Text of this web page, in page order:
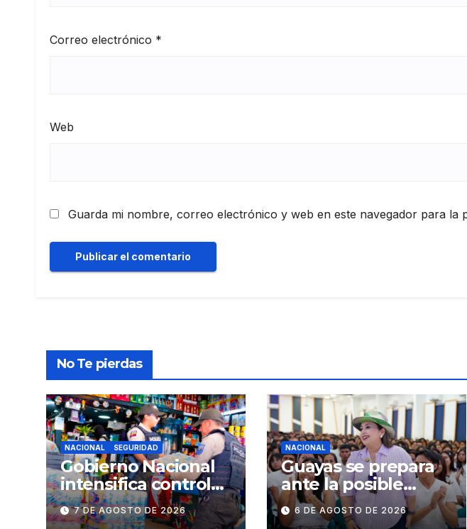
Correo electrónico *
Web
Guarda mi nombre, correo electrónico y web en este navegador para la
No Te pierdas
NACIONAL SEGURIDAD
Gobierno Nacional
intensifica controles
en establecimientos
y espacios públicos
7 DE AGOSTO DE 2026
NACIONAL
Guayas se prepara
ante la posible
ocurrencia del
fenómeno de El
6 DE AGOSTO DE 2026